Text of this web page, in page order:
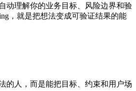
动理解你的业务目标、风险边界和验
，就是把想法变成可验证结果的能
的人，而是能把目标、约束和用户场